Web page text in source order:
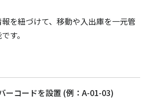
を紐づけて、移動や入出庫を一元管
す。
ーコードを設置 (例：A-01-03)